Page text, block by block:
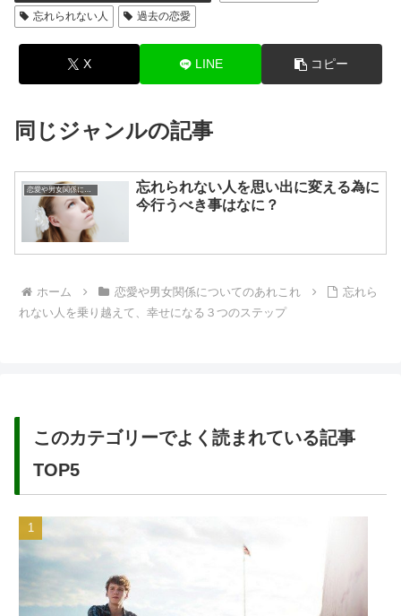
忘れられない人 過去の恋愛
X LINE コピー
同じジャンルの記事
忘れられない人を思い出に変える為に
今行うべき事はなに？
ホーム 恋愛や男女関係についてのあれこれ
忘れら
れない人を乗り越えて、幸せになる３つのステップ
このカテゴリーでよく読まれている記事
TOP5